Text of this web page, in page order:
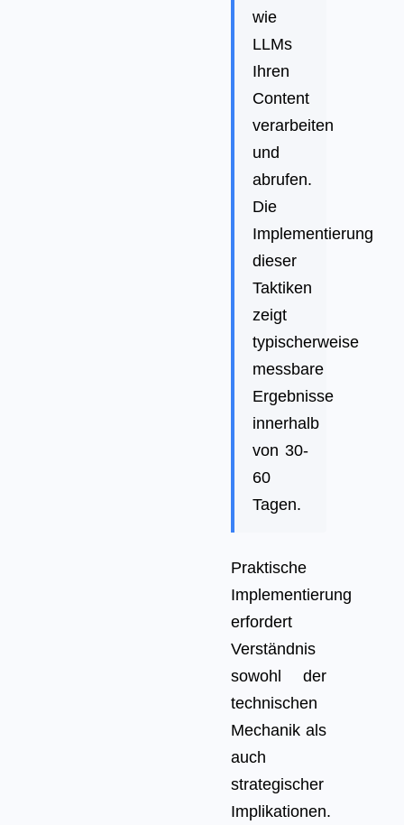
wie
LLMs
Ihren
Content
verarbeiten
und
abrufen.
Die
Implementierung
dieser
Taktiken
zeigt
typischerweise
messbare
Ergebnisse
innerhalb
von 30-
60
Tagen.
Praktische
Implementierung
erfordert
Verständnis
sowohl der
technischen
Mechanik als
auch
strategischer
Implikationen.